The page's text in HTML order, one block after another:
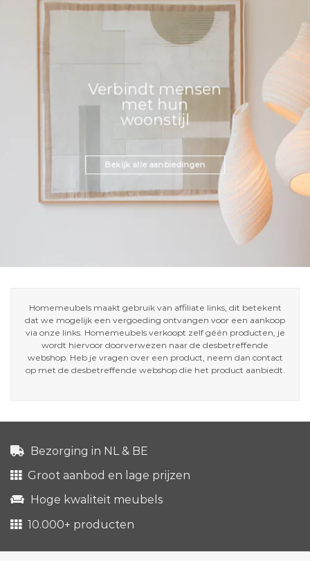
Verbindt mensen
met hun
woonstijl
Bekijk alle aanbiedingen
Homemeubels maakt gebruik van affiliate links, dit betekent
dat we mogelijk een vergoeding ontvangen voor een aankoop
via onze links. Homemeubels verkoopt zelf géén producten, je
wordt hiervoor doorverwezen naar de desbetreffende
webshop. Heb je vragen over een product, neem dan contact
op met de desbetreffende webshop die het product aanbiedt.
Bezorging in NL & BE
Groot aanbod en lage prijzen
Hoge kwaliteit meubels
10.000+ producten